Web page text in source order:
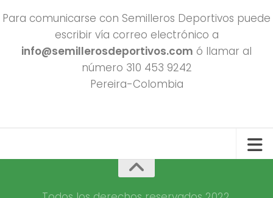
Para comunicarse con Semilleros Deportivos puede
escribir vía correo electrónico a
info@semillerosdeportivos.com ó llamar al
número 310 453 9242
Pereira-Colombia